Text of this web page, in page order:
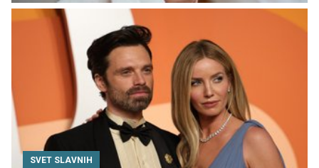
SVET SLAVNIH